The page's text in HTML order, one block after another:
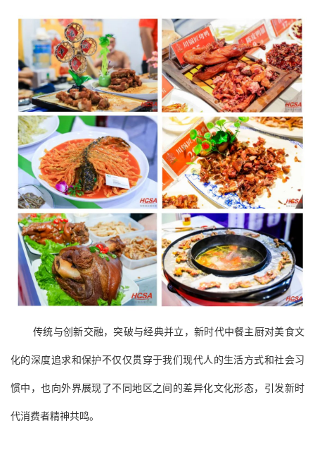
传统与创新交融，突破与经典并立，新时代中餐主厨对美食文
化的深度追求和保护不仅仅贯穿于我们现代人的生活方式和社会习
惯中，也向外界展现了不同地区之间的差异化文化形态，引发新时
代消费者精神共鸣。